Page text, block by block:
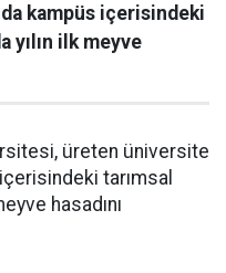
kampüs içerisindeki
yılın ilk meyve
üreten üniversite
tarımsal
hasadını